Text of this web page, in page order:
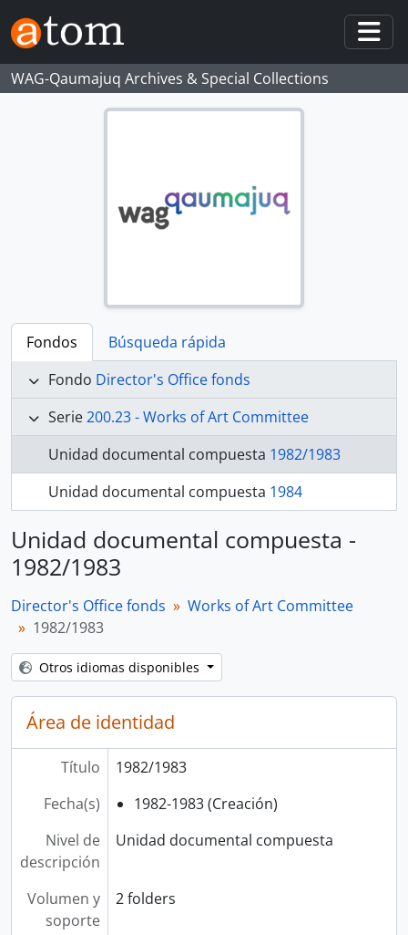
Skip to main content
WAG-Qaumajuq Archives & Special Collections
Fondos
Búsqueda rápida
Fondo Director's Office fonds
Serie200.23 - Works of Art Committee
Unidad documental compuesta 1982/1983
Unidad documental compuesta 1984
Unidad documental compuesta -
1982/1983
Director's Office fonds
Works of Art Committee
1982/1983
Otros idiomas disponibles
Área de identidad
Título
1982/1983
Fecha(s)
1982-1983 (Creación)
Nivel de
descripción
Unidad documental compuesta
Volumen y
soporte
2 folders